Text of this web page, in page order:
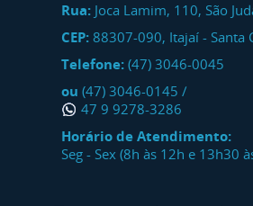
Rua: Joca Lamim, 110, São
CEP: 88307-090, Itajaí - Santa
Telefone: (47) 3046-0045
ou (47) 3046-0145 /
47 9 9278-3286
Horário de Atendimento:
Seg - Sex (8h às 12h e 13h30